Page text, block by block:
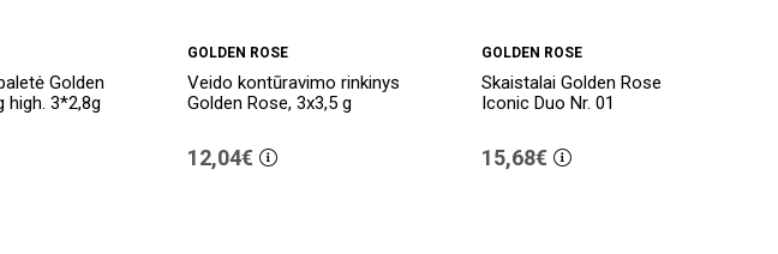
Golden
high. 3*2,8g
GOLDEN ROSE
Veido kontūravimo rinkinys
Golden Rose, 3x3,5 g
12,04€
GOLDEN ROSE
Skaistalai Golden Rose
Iconic Duo Nr. 01
15,68€